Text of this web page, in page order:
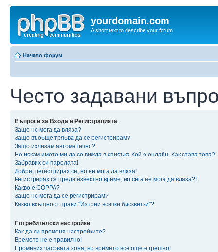
yourdomain.com
A short text to describe your forum
Начало форум
Често задавани
Въпроси за Входа и Регистрацията
Защо не мога да вляза?
Защо въобще трябва да се регистрирам?
Защо излизам автоматично?
Не искам името ми да се вижда в списъка Кой е онлайн. Как става това?
Забравих си паролата!
Добре, регистрирах се, но не мога да вляза!
Регистрирах се преди известно време, но сега не мога да вляза?!
Какво е COPPA?
Защо не мога да се регистрирам?
Какво всъщност прави "Изтрии всички бисквитки"?
Потребителски настройки
Как да си променя настройките?
Времето не е правилно!
Промених часовата зона, но времето все още е грешно!